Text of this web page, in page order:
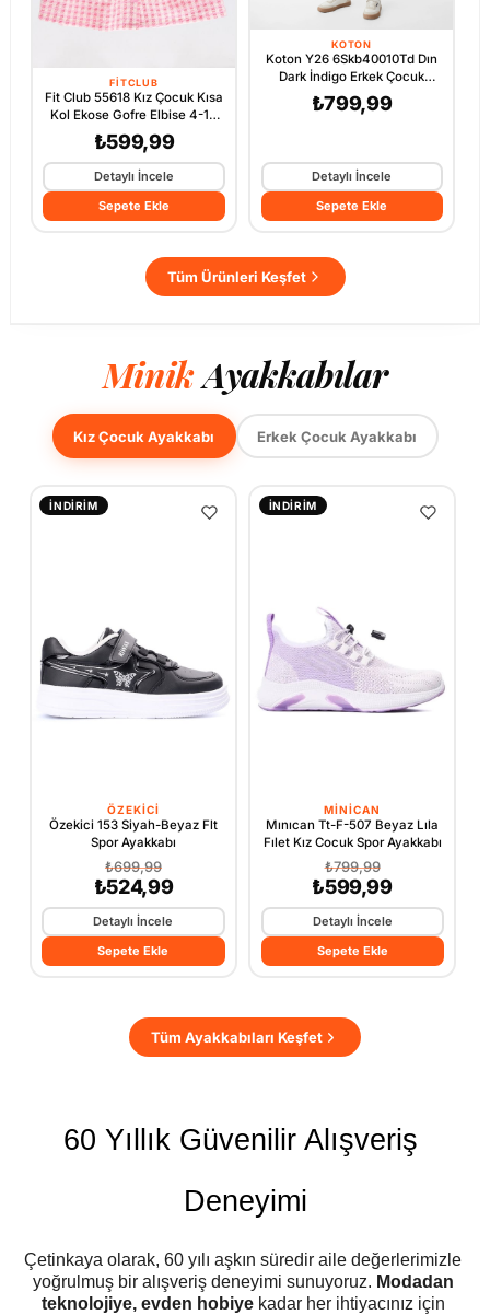
FITCLUB
Fit Club 55618 Kız Çocuk Kısa
Kol Ekose Gofre Elbise 4-12
Yaş Pembe
₺599,99
Detaylı İncele
Sepete Ekle
KOTON
Koton Y26 6Skb40010Td Dın
Dark İndigo Erkek Çocuk
Denim Pantolon
₺799,99
Detaylı İncele
Sepete Ekle
Tüm Ürünleri Keşfet
MinikAyakkabılar
Kız Çocuk Ayakkabı Erkek Çocuk Ayakkabı
İNDIRIM
ÖZEKICI
Özekici 153 Siyah-Beyaz Flt
Spor Ayakkabı
₺699,99
₺524,99
Detaylı İncele
Sepete Ekle
İNDIRIM
MINICAN
Mınıcan Tt-F-507 Beyaz Lıla
Fılet Kız Cocuk Spor Ayakkabı
₺799,99
₺599,99
Detaylı İncele
Sepete Ekle
Tüm Ayakkabıları Keşfet
60 Yıllık Güvenilir Alışveriş
Deneyimi
Çetinkaya olarak, 60 yılı aşkın süredir aile değerlerimizle
yoğrulmuş bir alışveriş deneyimi sunuyoruz. Modadan
teknolojiye, evden hobiye kadar her ihtiyacınız için